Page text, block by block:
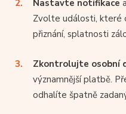
Nastavte notifikace a
Zvolte události, které
přiznání, splatnosti
Zkontrolujte osobní
významnější platbě.
odhalíte špatně